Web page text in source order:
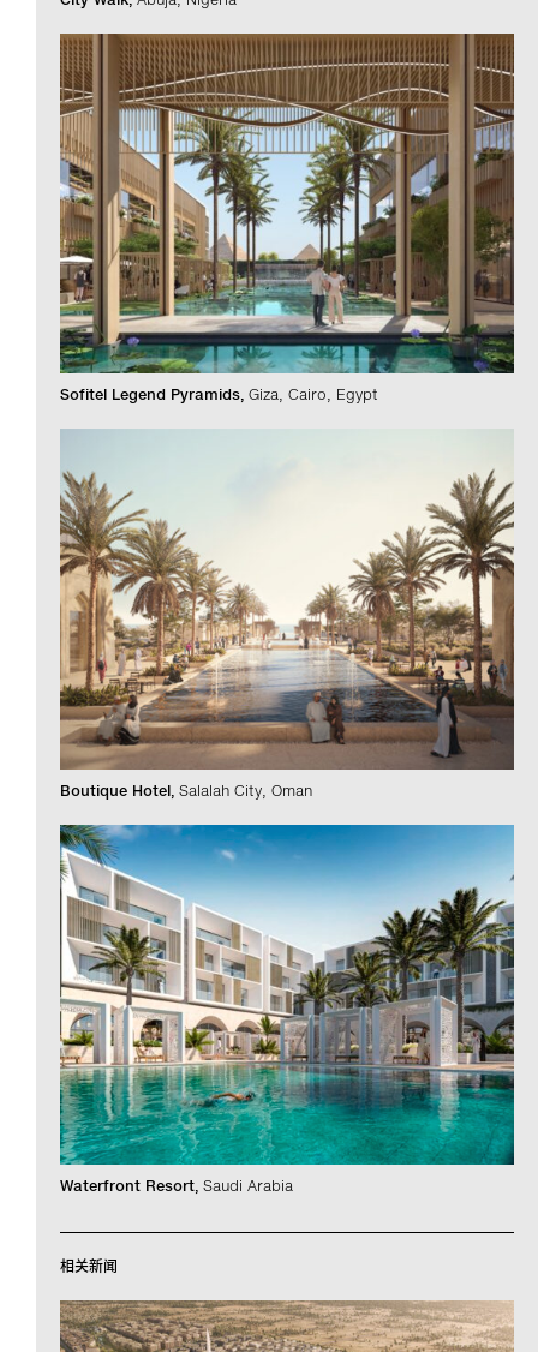
Sofitel Legend Pyramids Giza, Cairo, Egypt
Boutique Hotel Salalah City, Oman
Waterfront Resort Saudi Arabia
相关新闻